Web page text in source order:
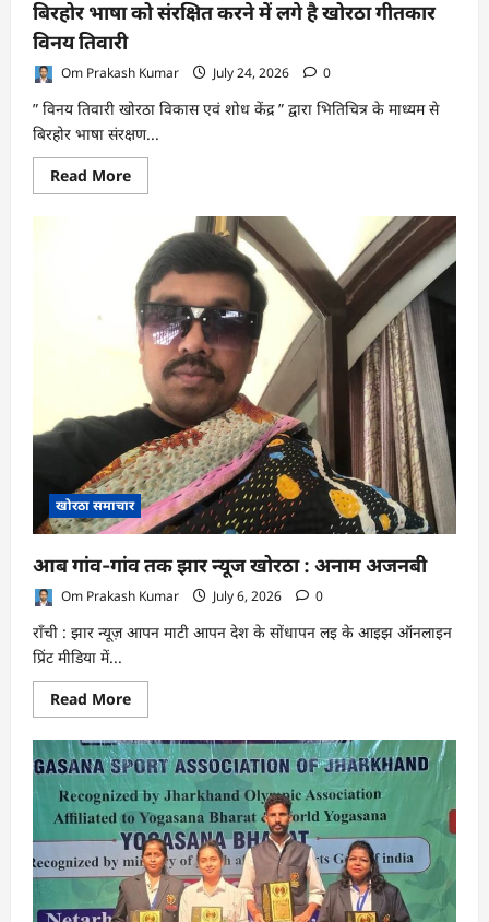
बिरहोर भाषा को संरक्षित करने में लगे है खोरठा गीतकार
विनय तिवारी
Om Prakash Kumar July 24, 2026 0
” विनय तिवारी खोरठा विकास एवं शोध केंद्र ” द्वारा भितिचित्र के माध्यम से
बिरहोर भाषा संरक्षण...
Read MoreRead
more
संरक्षित
करने
में
लगे
है
खोरठा
गीतकार
विनय
तिवारी
खोरठा समाचार
आब गांव-गांव तक झार न्यूज खोरठा : अनाम अजनबी
Om Prakash Kumar July 6, 2026 0
राँची : झार न्यूज़ आपन माटी आपन देश के सोंधापन लइ के आइझ ऑनलाइन
प्रिंट मीडिया में...
Read MoreRead
more
आब
गांव-
गांव
तक
झार
न्यूज
खोरठा
:
अनाम
अजनबी